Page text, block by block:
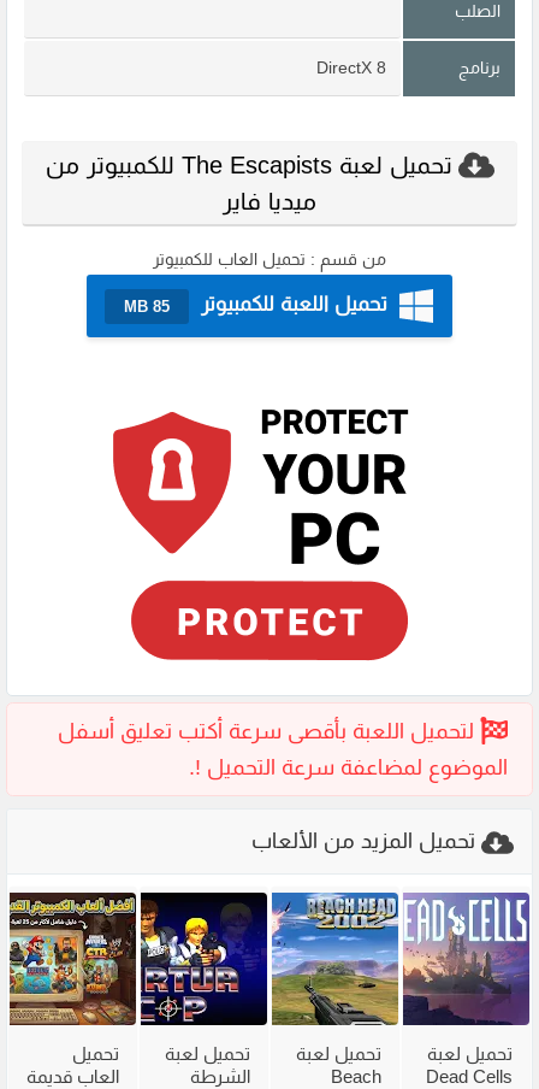
الصلب
برنامج DirectX 8
تحميل لعبة The Escapists للكمبيوتر من
ميديا فاير
من قسم : تحميل العاب للكمبيوتر
تحميل اللعبة للكمبيوتر 85 MB
تحميل المزيد من الألعاب
تحميل لعبة
Dead Cells
تحميل لعبة
Beach
تحميل لعبة
الشرطة
تحميل
العاب قديمة